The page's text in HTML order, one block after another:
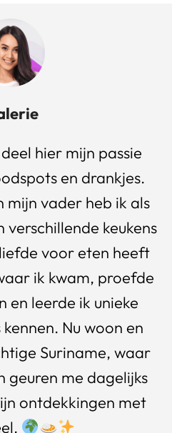
hier mijn passie
en drankjes.
mijn vader heb ik als
verschillende keukens
voor eten heeft
ik kwam, proefde
en leerde ik unieke
Nu woon en
Suriname, waar
geuren me dagelijks
ontdekkingen met